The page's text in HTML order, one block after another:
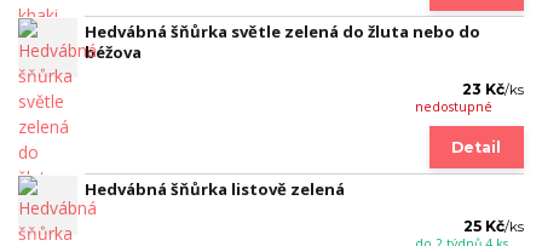
Hedvábná šňůrka světle zelená do žluta nebo do
béžova
23 Kč/ks
nedostupné
Detail
Hedvábná šňůrka listově zelená
25 Kč/ks